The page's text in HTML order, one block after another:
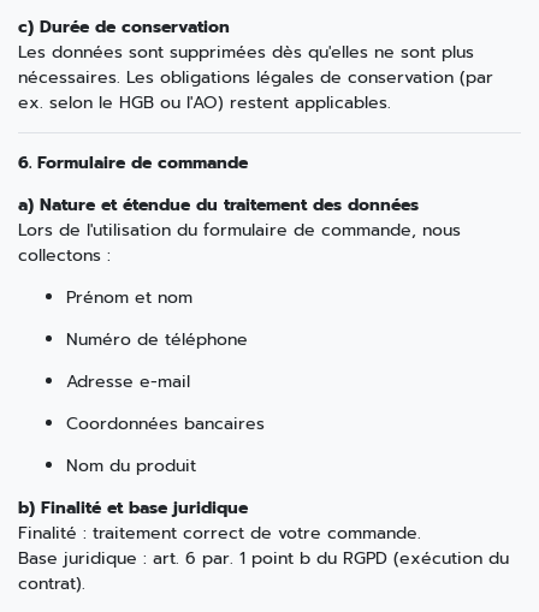
c) Durée de conservation
Les données sont supprimées dès qu'elles ne sont plus
nécessaires. Les obligations légales de conservation (par
ex. selon le HGB ou l'AO) restent applicables.
6. Formulaire de commande
a) Nature et étendue du traitement des données
Lors de l'utilisation du formulaire de commande, nous
collectons :
Prénom et nom
Numéro de téléphone
Adresse e-mail
Coordonnées bancaires
Nom du produit
b) Finalité et base juridique
Finalité : traitement correct de votre commande.
Base juridique : art. 6 par. 1 point b du RGPD (exécution du
contrat).